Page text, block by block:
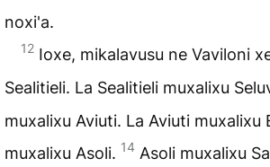
noxi'a.
12 Ioxe, mikalavusu ne Vaviloni
Sealitieli. La Sealitieli muxalixu
muxa­lixu Aviuti. La Aviuti muxalixu
muxalixu Asoli. 14 Asoli muxalixu